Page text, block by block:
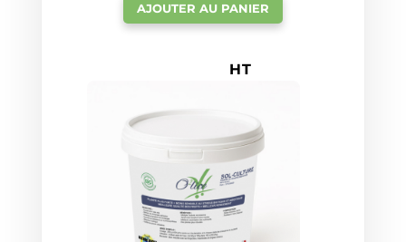
AJOUTER AU PANIER
HT